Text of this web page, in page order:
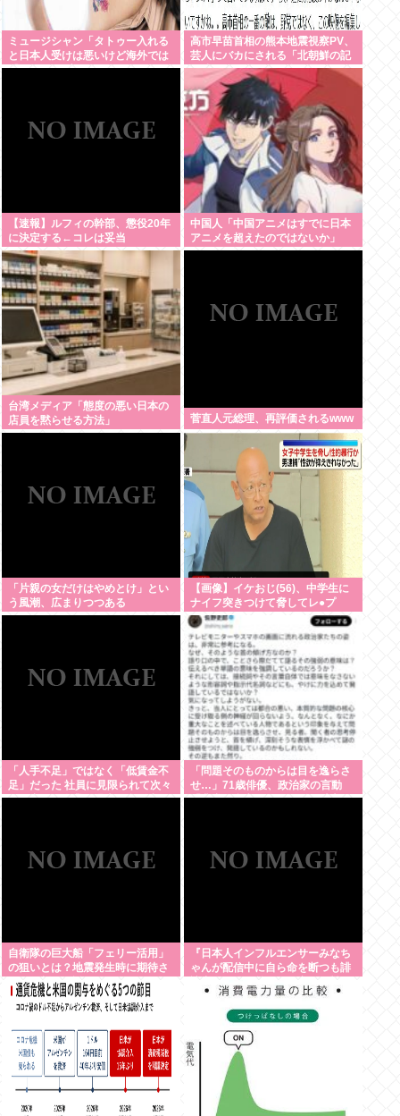
ミュージシャン「タトゥー入れる
と日本人受けは悪いけど海外では
『Cool!』と言われる
高市早苗首相の熊本地震視察PV、
芸人にバカにされる「北朝鮮の記
録映画かと思った。金正恩ですら
盛りすぎって言うぞ」
【速報】ルフィの幹部、懲役20年
に決定する←コレは妥当
か？？？？？？？
中国人「中国アニメはすでに日本
アニメを超えたのではないか」
台湾メディア「態度の悪い日本の
店員を黙らせる方法」
菅直人元総理、再評価されるwww
「片親の女だけはやめとけ」とい
う風潮、広まりつつある
【画像】イケおじ(56)、中学生に
ナイフ突きつけて脅してレ●プ
www
「人手不足」ではなく「低賃金不
足」だった 社員に見限られて次々
と倒産する企業が過去最多 給与ア
「問題そのものからは目を逸らさ
せ…」71歳俳優、政治家の言動
「非常に参考になる」 佐野史郎
自衛隊の巨大船「フェリー活用」
の狙いとは？地震発生時に期待さ
れる役割を解説
『日本人インフルエンサーみなち
ゃんが配信中に自ら命を断つも誹
件』